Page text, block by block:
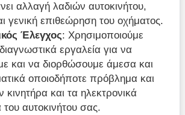
αλλαγή λαδιών αυτοκινήτου,
γενική επιθεώρηση του οχήματος.
Έλεγχος: Χρησιμοποιούμε
εργαλεία για να
και να διορθώσουμε άμεσα και
οποιοδήποτε πρόβλημα και
κινητήρα και τα ηλεκτρονικά
αυτοκινήτου σας.